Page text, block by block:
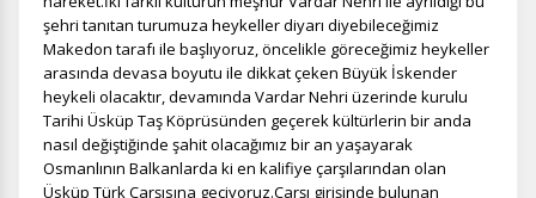
şehri tanıtan turumuza heykeller diyarı diyebileceğimiz
Makedon tarafı ile başlıyoruz, öncelikle göreceğimiz heykeller
arasında devasa boyutu ile dikkat çeken Büyük İskender
heykeli olacaktır, devamında Vardar Nehri üzerinde kurulu
Tarihi Üsküp Taş Köprüsünden geçerek kültürlerin bir anda
nasıl değiştiğinde şahit olacağımız bir an yaşayarak
Osmanlının Balkanlarda ki en kalifiye çarşılarından olan
Üsküp Türk Çarşısına geçiyoruz.Çarşı girişinde bulunan